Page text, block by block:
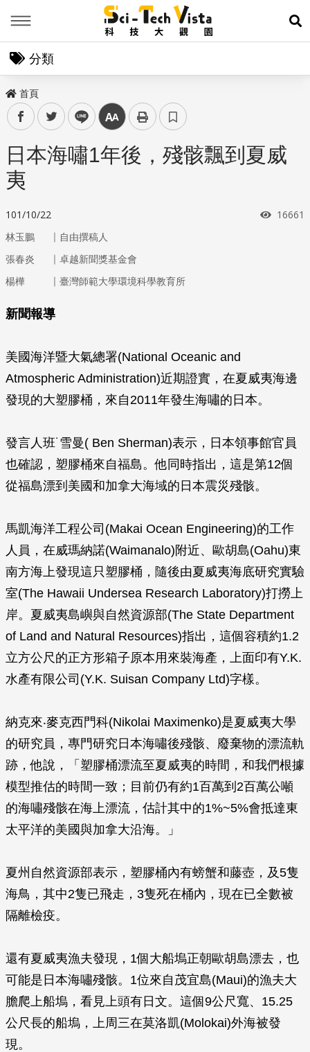
展
分類
首頁
facebooktwitter line 中
日本海嘯1年後，殘骸飄到夏威
夷
101/10/22 瀏覽次
16661
林玉鵬 ｜ 自由撰稿人
張春炎
｜ 卓越新聞獎基金會
楊樺
｜ 臺灣師範大學環境科學教育所
新聞報導
美國海洋暨大氣總署(National Oceanic and
Atmospheric Administration)近期證實，在夏威夷海邊
發現的大塑膠桶，來自2011年發生海嘯的日本。
發言人班˙雪曼( Ben Sherman)表示，日本領事館官員
也確認，塑膠桶來自福島。他同時指出，這是第12個
從福島漂到美國和加拿大海域的日本震災殘骸。
馬凱海洋工程公司(Makai Ocean Engineering)的工作
人員，在威瑪納諾(Waimanalo)附近、歐胡島(Oahu)東
南方海上發現這只塑膠桶，隨後由夏威夷海底研究實驗
室(The Hawaii Undersea Research Laboratory)打撈上
岸。夏威夷島嶼與自然資源部(The State Department
of Land and Natural Resources)指出，這個容積約1.2
立方公尺的正方形箱子原本用來裝海產，上面印有Y.K.
水產有限公司(Y.K. Suisan Company Ltd)字樣。
納克來‧麥克西門科(Nikolai Maximenko)是夏威夷大學
的研究員，專門研究日本海嘯後殘骸、廢棄物的漂流軌
跡，他說，「塑膠桶漂流至夏威夷的時間，和我們根據
模型推估的時間一致；目前仍有約1百萬到2百萬公噸
的海嘯殘骸在海上漂流，估計其中的1%~5%會抵達東
太平洋的美國與加拿大沿海。」
夏州自然資源部表示，塑膠桶內有螃蟹和藤壺，及5隻
海鳥，其中2隻已飛走，3隻死在桶內，現在已全數被
隔離檢疫。
還有夏威夷漁夫發現，1個大船塢正朝歐胡島漂去，也
可能是日本海嘯殘骸。1位來自茂宜島(Maui)的漁夫大
膽爬上船塢，看見上頭有日文。這個9公尺寬、15.25
公尺長的船塢，上周三在莫洛凱(Molokai)外海被發
現。